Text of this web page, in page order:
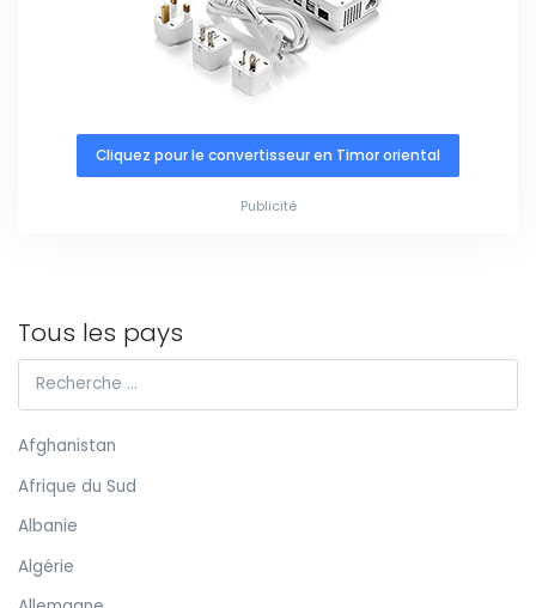
Cliquez pour le convertisseur en Timor oriental
Publicité
Tous les pays
Afghanistan
Afrique du Sud
Albanie
Algérie